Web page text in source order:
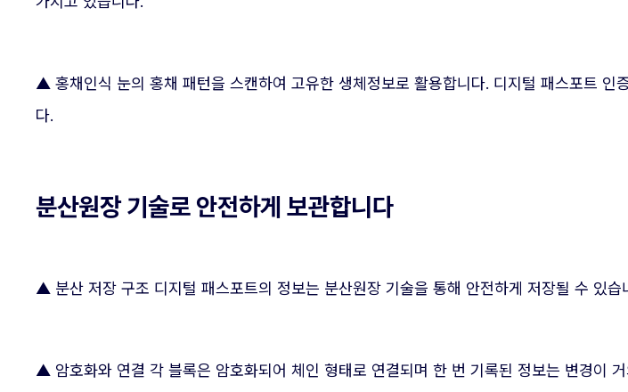
▲ 홍채인식 눈의 홍채 패턴을 스캔하여 고유한 생체정보로 활용합니다. 디지털 패스포트 인
다.
분산원장 기술로 안전하게 보관합니다
▲ 분산 저장 구조 디지털 패스포트의 정보는 분산원장 기술을 통해 안전하게 저장될 수 있
▲ 암호화와 연결 각 블록은 암호화되어 체인 형태로 연결되며 한 번 기록된 정보는 변경이